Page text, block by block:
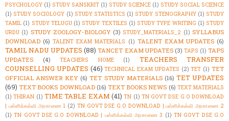
PSYCHOLOGY (1) STUDY SANSKRIT (1) STUDY SCIENCE (1) STUDY SOCIAL SCIENCE
(1) STUDY SOCIOLOGY (1) STUDY STATISTICS (1) STUDY STENOGRAPHY (1) STUDY
TAMIL (1) STUDY TELUGU (1) STUDY TEXTILES (1) STUDY TYPE WRITING (1) STUDY
URDU (1) STUDY ZOOLOGY-BIOLOGY (3) STUDY_MATERIALS_2 (1) SYLLABUS
DOWNLOAD (6) TALENT EXAM MATERIALS (1) TALENT EXAM UPDATES (6)
TAMIL NADU UPDATES (88) TANCET EXAM UPDATES (3) TAPS (1) TAPS
UPDATES
(4) TEACHERS HOME (1)
TEACHERS TRANSFER
COUNSELLING UPDATES (46) TECHNICAL EXAM UPDATES (2) TET (1) TET
OFFICIAL ANSWER KEY (6) TET STUDY MATERIALS (16) TET UPDATES
(69) TEXT BOOKS DOWNLOAD (16) TEXT BOOKS NEWS (6) TEXT MATERIALS
(1) THIRAN (1) TIME TABLE EXAM (41) TN (1) TN GOVT DSE G.O DOWNLOAD
| பள்ளிக்கல்வி அரசாணை 1 (2) TN GOVT DSE G.O DOWNLOAD | பள்ளிக்கல்வி அரசாணை 2
(1) TN GOVT DSE G.O DOWNLOAD | பள்ளிக்கல்வி அரசாணை 3 (1) TN GOVT DSE G.O